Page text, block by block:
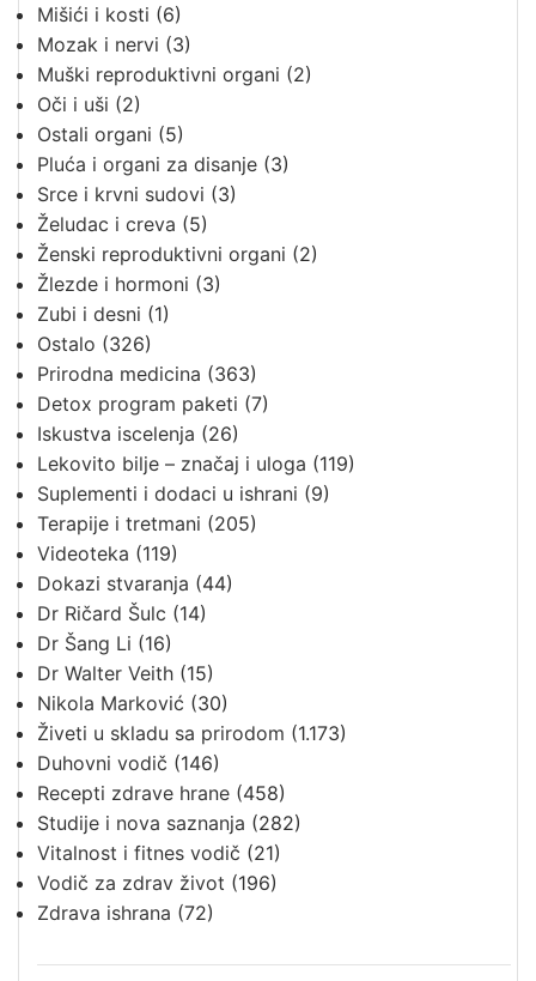
Mišići i kosti (6)
Mozak i nervi (3)
Muški reproduktivni organi (2)
Oči i uši (2)
Ostali organi (5)
Pluća i organi za disanje (3)
Srce i krvni sudovi (3)
Želudac i creva (5)
Ženski reproduktivni organi (2)
Žlezde i hormoni (3)
Zubi i desni (1)
Ostalo (326)
Prirodna medicina (363)
Detox program paketi (7)
Iskustva iscelenja (26)
Lekovito bilje – značaj i uloga (119)
Suplementi i dodaci u ishrani (9)
Terapije i tretmani (205)
Videoteka (119)
Dokazi stvaranja (44)
Dr Ričard Šulc (14)
Dr Šang Li (16)
Dr Walter Veith (15)
Nikola Marković (30)
Živeti u skladu sa prirodom (1.173)
Duhovni vodič (146)
Recepti zdrave hrane (458)
Studije i nova saznanja (282)
Vitalnost i fitnes vodič (21)
Vodič za zdrav život (196)
Zdrava ishrana (72)